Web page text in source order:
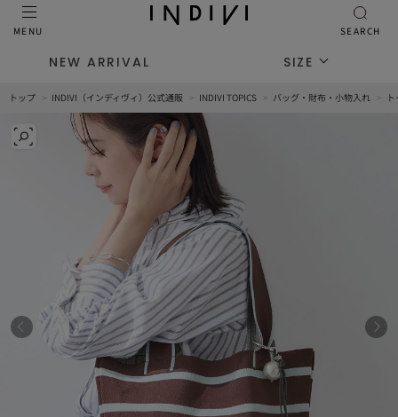
MENU SEARCH
NEW ARRIVAL SIZE
トップ INDIVI（インディヴィ）公式通販 INDIVI TOPICS バッグ・財布・小物入れ